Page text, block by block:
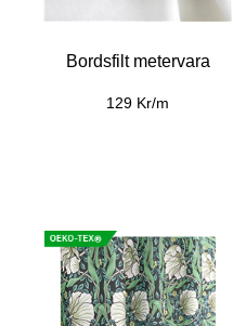
Bordsfilt metervara
129 Kr/m